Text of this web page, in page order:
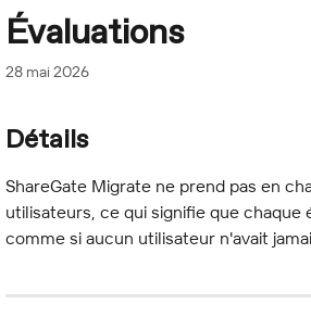
Évaluations
28 mai 2026
Détails
ShareGate Migrate ne prend pas en
utilisateurs, ce qui signifie que
comme si aucun utilisateur n'avait